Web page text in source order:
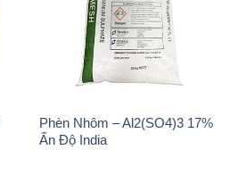
Phèn Nhôm – Al2(SO4)3 17%
Ấn Độ India